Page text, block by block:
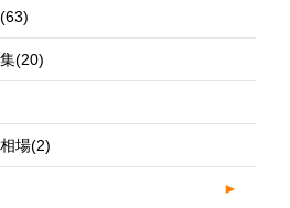
(63)
(20)
場(2)
►